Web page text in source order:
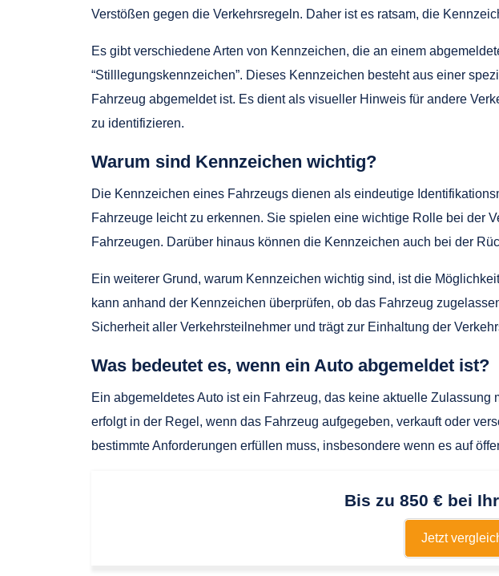
Verstößen gegen die Verkehrsregeln. Daher ist es ratsam, die
Es gibt verschiedene Arten von Kennzeichen, die an einem
“Stilllegungskennzeichen”. Dieses Kennzeichen besteht aus einer
Fahrzeug abgemeldet ist. Es dient als visueller Hinweis für andere
zu identifizieren.
Warum sind Kennzeichen wichtig?
Die Kennzeichen eines Fahrzeugs dienen als eindeutige
Fahrzeuge leicht zu erkennen. Sie spielen eine wichtige Rolle bei der
Fahrzeugen. Darüber hinaus können die Kennzeichen auch bei der
Ein weiterer Grund, warum Kennzeichen wichtig sind, ist die
kann anhand der Kennzeichen überprüfen, ob das Fahrzeug
Sicherheit aller Verkehrsteilnehmer und trägt zur Einhaltung der
Was bedeutet es, wenn ein Auto abgemeldet ist?
Ein abgemeldetes Auto ist ein Fahrzeug, das keine aktuelle
erfolgt in der Regel, wenn das Fahrzeug aufgegeben, verkauft oder
bestimmte Anforderungen erfüllen muss, insbesondere wenn es auf
Bis zu 850 € bei
Jetzt